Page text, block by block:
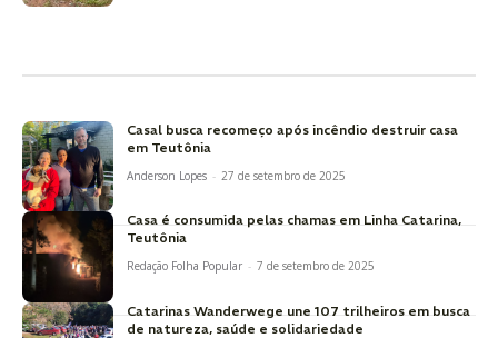
Casal busca recomeço após incêndio destruir casa
em Teutônia
Anderson Lopes - 27 de setembro de 2025
Casa é consumida pelas chamas em Linha Catarina,
Teutônia
Redação Folha Popular - 7 de setembro de 2025
Catarinas Wanderwege une 107 trilheiros em busca
de natureza, saúde e solidariedade